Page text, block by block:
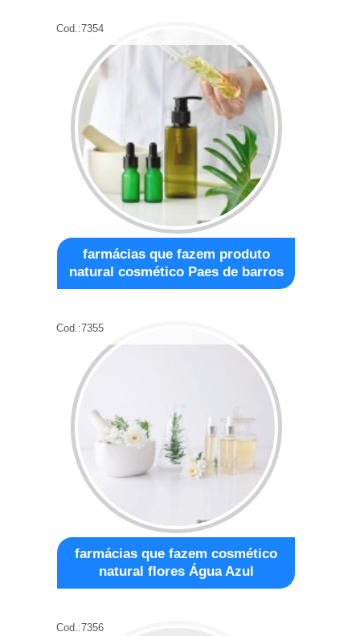
Cod.:7354
farmácias que fazem produto
natural cosmético Paes de barros
Cod.:7355
farmácias que fazem cosmético
natural flores Água Azul
Cod.:7356